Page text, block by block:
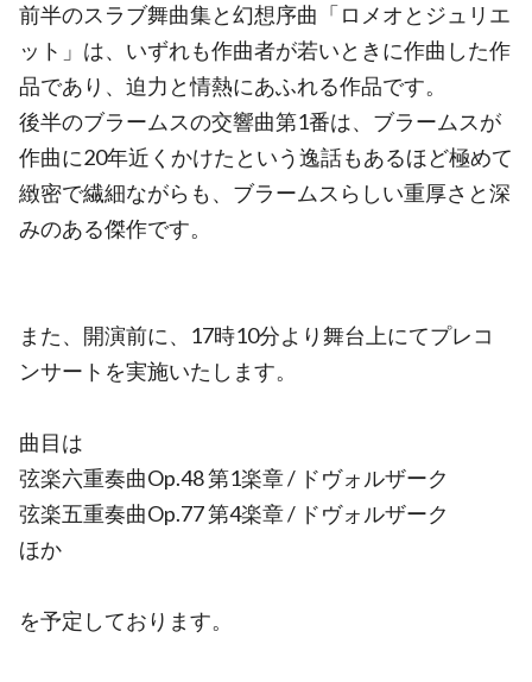
前半のスラブ舞曲集と幻想序曲「ロメオとジュリエ
ット」は、いずれも作曲者が若いときに作曲した作
品であり、迫力と情熱にあふれる作品です。
後半のブラームスの交響曲第1番は、ブラームスが
作曲に20年近くかけたという逸話もあるほど極めて
緻密で繊細ながらも、ブラームスらしい重厚さと深
みのある傑作です。
また、開演前に、17時10分より舞台上にてプレコ
ンサートを実施いたします。
曲目は
弦楽六重奏曲Op.48 第1楽章 / ドヴォルザーク
弦楽五重奏曲Op.77 第4楽章 / ドヴォルザーク
ほか
を予定しております。